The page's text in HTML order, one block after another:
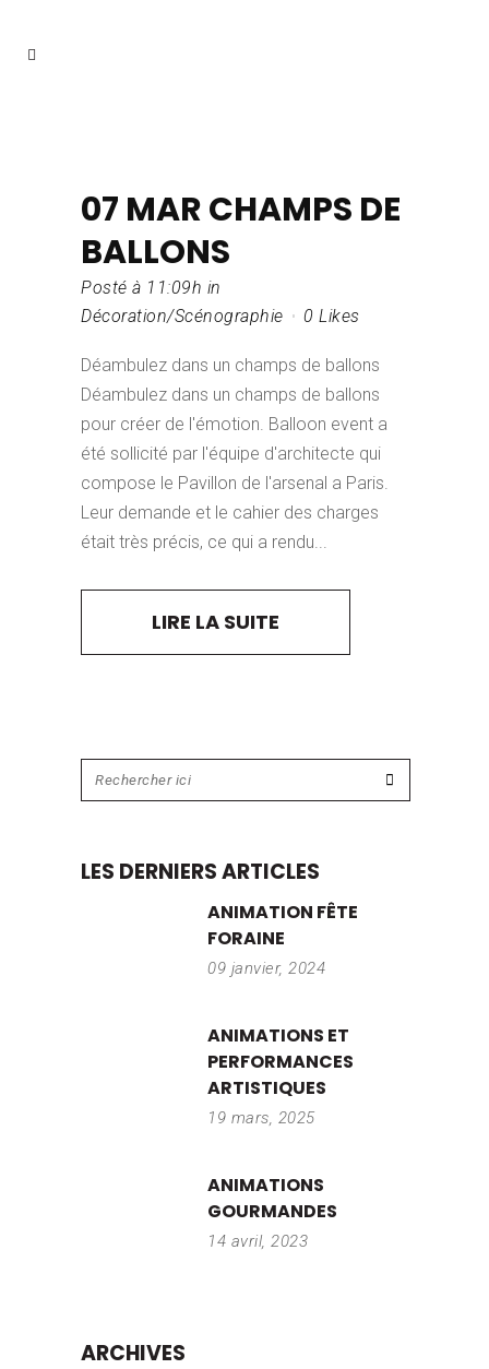
07 MARCHAMPS DE
BALLONS
Posté à 11:09h in
Décoration/Scénographie
0 Likes
Déambulez dans un champs de ballons
Déambulez dans un champs de ballons
pour créer de l'émotion. Balloon event a
été sollicité par l'équipe d'architecte qui
compose le Pavillon de l'arsenal a Paris.
Leur demande et le cahier des charges
était très précis, ce qui a rendu...
LIRE LA SUITE
LES DERNIERS ARTICLES
ANIMATION FÊTE
FORAINE
09 janvier, 2024
ANIMATIONS ET
PERFORMANCES
ARTISTIQUES
19 mars, 2025
ANIMATIONS
GOURMANDES
14 avril, 2023
ARCHIVES